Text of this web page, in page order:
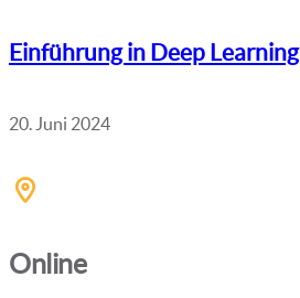
Einführung in Deep Learning
20. Juni 2024
Online